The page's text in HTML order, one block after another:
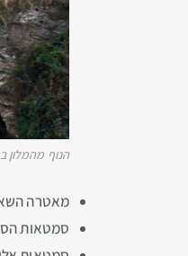
הנוף מהמלון
מאטרה
סמטאות